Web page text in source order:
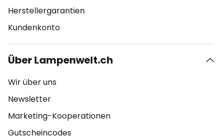
Herstellergarantien
Kundenkonto
Über Lampenwelt.ch
Wir über uns
Newsletter
Marketing-Kooperationen
Gutscheincodes